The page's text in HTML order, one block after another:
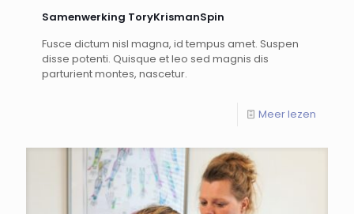
Samenwerking ToryKrismanSpin
Fusce dictum nisl magna, id tempus amet. Suspen
disse potenti. Quisque et leo sed magnis dis
parturient montes, nascetur.
Meer lezen